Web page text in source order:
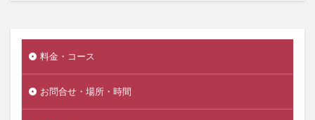
料金・コース
お問合せ・場所・時間